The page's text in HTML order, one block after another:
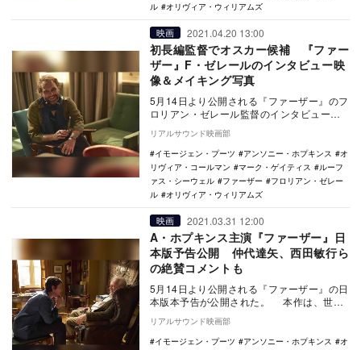
ル
オリヴィア・ウィリアムズ
映画 2021.04.20 13:00
初長編監督でオスカー候補 『ファー
ザー』F・ゼレールのインタビュー映
像＆メイキング写真
5月14日より公開される『ファーザー』のフ
ロリアン・ゼレール監督のインタビュー映
像とメイキング写真が公開された。 本作
は、世…
リアルサウンド映画部
イモージェン・プーツ
アンソニー・ホプキンス
オ
リヴィア・コールマン
マーク・ゲイティス
ルーフ
ァス・シーウェル
ファーザー
フロリアン・ゼレー
ル
オリヴィア・ウィリアムズ
映画 2021.03.31 12:00
A・ホプキンス主演『ファーザー』日
本版予告公開 仲代達矢、西田敏行ら
の絶賛コメントも
5月14日より公開される『ファーザー』の日
本版本予告が公開された。 本作は、世界
30カ国以上で上演された舞台を映画化した
人間…
リアルサウンド映画部
イモージェン・プーツ
アンソニー・ホプキンス
オ